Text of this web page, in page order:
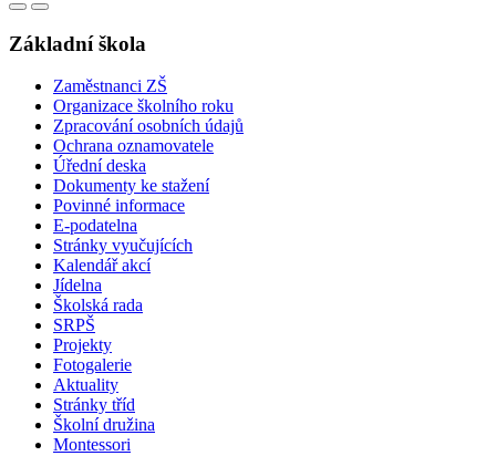
Základní škola
Zaměstnanci ZŠ
Organizace školního roku
Zpracování osobních údajů
Ochrana oznamovatele
Úřední deska
Dokumenty ke stažení
Povinné informace
E-podatelna
Stránky vyučujících
Kalendář akcí
Jídelna
Školská rada
SRPŠ
Projekty
Fotogalerie
Aktuality
Stránky tříd
Školní družina
Montessori